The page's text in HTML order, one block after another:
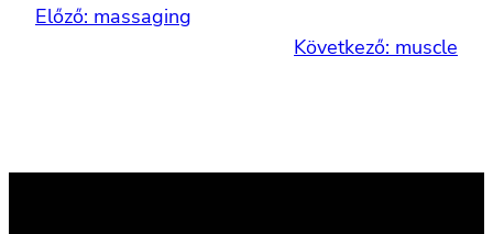
Előző: massaging
Következő: muscle